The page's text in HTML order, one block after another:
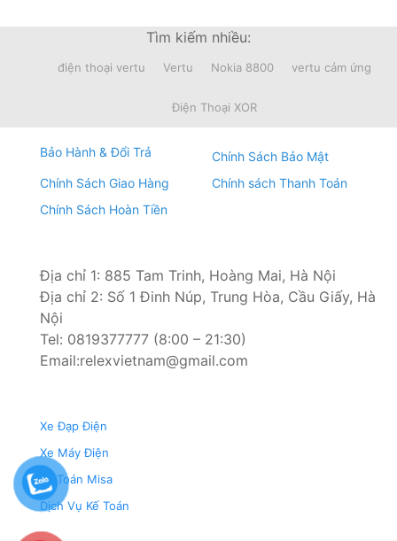
Tìm kiếm nhiều:
điện thoại vertu Vertu Nokia 8800 vertu cảm ứng
Điện Thoại XOR
Bảo Hành & Đổi Trả
Chính Sách Bảo Mật
Chính Sách Giao Hàng
Chính sách Thanh Toán
Chính Sách Hoàn Tiền
Địa chỉ 1: 885 Tam Trinh, Hoàng Mai, Hà Nội
Địa chỉ 2: Số 1 Đinh Núp, Trung Hòa, Cầu Giấy, Hà
Nội
Tel: 0819377777 (8:00 – 21:30)
Email:relexvietnam@gmail.com
Xe Đạp Điện
Xe Máy Điện
Kế Toán Misa
Dịch Vụ Kế Toán